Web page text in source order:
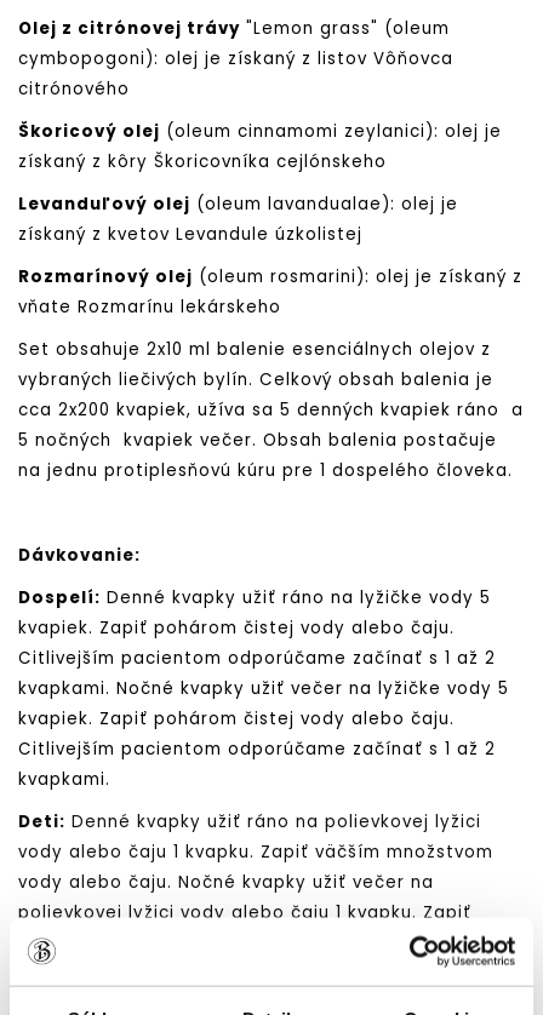
Olej z citrónovej trávy "Lemon grass" (oleum
cymbopogoni): olej je získaný z listov Vôňovca
citrónového
Škoricový olej (oleum cinnamomi zeylanici): olej je
získaný z kôry Škoricovníka cejlónskeho
Levanduľový olej (oleum lavandualae): olej je
získaný z kvetov Levandule úzkolistej
Rozmarínový olej (oleum rosmarini): olej je získaný z
vňate Rozmarínu lekárskeho
Set obsahuje 2x10 ml balenie esenciálnych olejov z
vybraných liečivých bylín. Celkový obsah balenia je
cca 2x200 kvapiek, užíva sa 5 denných kvapiek ráno a
5 nočných kvapiek večer. Obsah balenia postačuje
na jednu protiplesňovú kúru pre 1 dospelého človeka.
Dávkovanie:
Dospelí: Denné kvapky užiť ráno na lyžičke vody 5
kvapiek. Zapiť pohárom čistej vody alebo čaju.
Citlivejším pacientom odporúčame začínať s 1 až 2
kvapkami. Nočné kvapky užiť večer na lyžičke vody 5
kvapiek. Zapiť pohárom čistej vody alebo čaju.
Citlivejším pacientom odporúčame začínať s 1 až 2
kvapkami.
Deti: Denné kvapky užiť ráno na polievkovej lyžici
vody alebo čaju 1 kvapku. Zapiť väčším množstvom
vody alebo čaju. Nočné kvapky užiť večer na
polievkovej lyžici vody alebo čaju 1 kvapku. Zapiť
väčším množstvom vody alebo čaju. Deti od 3 do 6
rokov môžu užívať kvapky len po konzultácií s